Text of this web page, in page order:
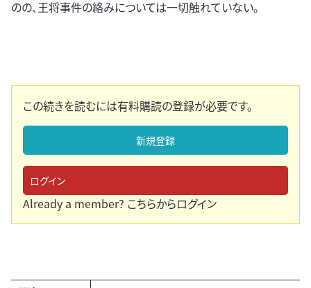
のの、王将事件の絡みについては一切触れていない。
この続きを読むには有料購読の登録が必要です。
新規登録
ログイン
Already a member? こちらからログイン